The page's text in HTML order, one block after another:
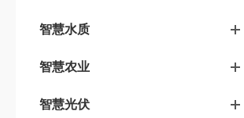
智慧水质
智慧农业
智慧光伏